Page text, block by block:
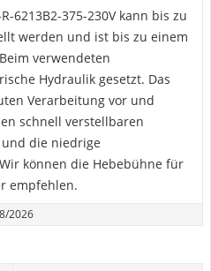
6213B2-375-230V kann bis zu
werden und ist bis zu einem
verwendeten
Hydraulik gesetzt. Das
Verarbeitung vor und
schnell verstellbaren
die niedrige
können die Hebebühne für
empfehlen.
2026